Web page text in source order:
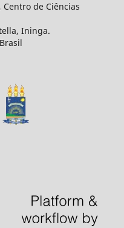
de Ciências
Ininga.